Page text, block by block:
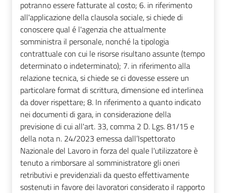
potranno essere fatturate al costo; 6. in riferimento
all'applicazione della clausola sociale, si chiede di
conoscere qual é l'agenzia che attualmente
somministra il personale, nonché la tipologia
contrattuale con cui le risorse risultano assunte (tempo
determinato o indeterminato); 7. in riferimento alla
relazione tecnica, si chiede se ci dovesse essere un
particolare format di scrittura, dimensione ed interlinea
da dover rispettare; 8. In riferimento a quanto indicato
nei documenti di gara, in considerazione della
previsione di cui all'art. 33, comma 2 D. Lgs. 81/15 e
della nota n. 24/2023 emessa dall’Ispettorato
Nazionale del Lavoro in forza del quale l'utilizzatore è
tenuto a rimborsare al somministratore gli oneri
retributivi e previdenziali da questo effettivamente
sostenuti in favore dei lavoratori considerato il rapporto